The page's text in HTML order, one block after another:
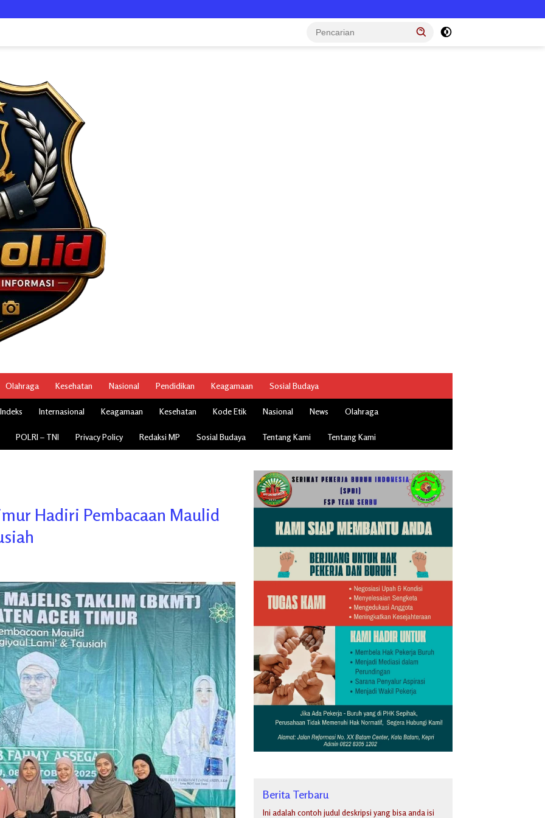
Olahraga Kesehatan Nasional Pendidikan Keagamaan Sosial Budaya
Indeks Internasional Keagamaan Kesehatan Kode Etik Nasional News Olahraga
POLRI – TNI Privacy Policy Redaksi MP Sosial Budaya Tentang Kami Tentang Kami
Hadiri Pembacaan Maulid
Berita Terbaru
Ini adalah contoh judul deskripsi yang bisa anda isi